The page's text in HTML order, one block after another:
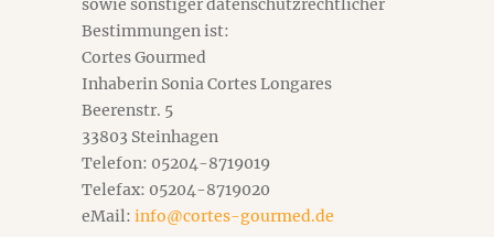
sowie sonstiger datenschutzrechtlicher
Bestimmungen ist:
Cortes Gourmed
Inhaberin Sonia Cortes Longares
Beerenstr. 5
33803 Steinhagen
Telefon: 05204-8719019
Telefax: 05204-8719020
eMail: info@cortes-gourmed.de